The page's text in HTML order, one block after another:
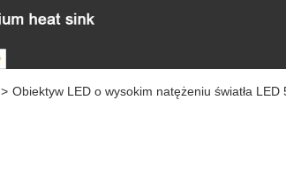
> Obiektyw LED o wysokim natężeniu światła